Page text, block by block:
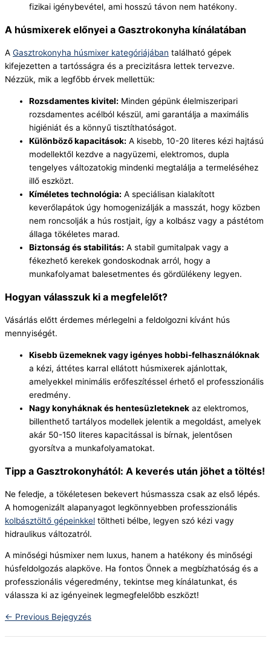
fizikai igénybevétel, ami hosszú távon nem hatékony.
A húsmixerek előnyei a Gasztrokonyha kínálatában
A Gasztrokonyha húsmixer kategóriájában található gépek
kifejezetten a tartósságra és a precizitásra lettek tervezve.
Nézzük, mik a legfőbb érvek mellettük:
Rozsdamentes kivitel: Minden gépünk élelmiszeripari
rozsdamentes acélból készül, ami garantálja a maximális
higiéniát és a könnyű tisztíthatóságot.
Különböző kapacitások: A kisebb, 10-20 literes kézi hajtású
modellektől kezdve a nagyüzemi, elektromos, dupla
tengelyes változatokig mindenki megtalálja a termeléséhez
illő eszközt.
Kíméletes technológia: A speciálisan kialakított
keverőlapátok úgy homogenizálják a masszát, hogy közben
nem roncsolják a hús rostjait, így a kolbász vagy a pástétom
állaga tökéletes marad.
Biztonság és stabilitás: A stabil gumitalpak vagy a
fékezhető kerekek gondoskodnak arról, hogy a
munkafolyamat balesetmentes és gördülékeny legyen.
Hogyan válasszuk ki a megfelelőt?
Vásárlás előtt érdemes mérlegelni a feldolgozni kívánt hús
mennyiségét.
Kisebb üzemeknek vagy igényes hobbi-felhasználóknak
a kézi, áttétes karral ellátott húsmixerek ajánlottak,
amelyekkel minimális erőfeszítéssel érhető el professzionális
eredmény.
Nagy konyháknak és hentesüzleteknek az elektromos,
billenthető tartályos modellek jelentik a megoldást, amelyek
akár 50-150 literes kapacitással is bírnak, jelentősen
gyorsítva a munkafolyamatokat.
Tipp a Gasztrokonyhától: A keverés után jöhet a töltés!
Ne feledje, a tökéletesen bekevert húsmassza csak az első lépés.
A homogenizált alapanyagot legkönnyebben professzionális
kolbásztöltő gépeinkkel töltheti bélbe, legyen szó kézi vagy
hidraulikus változatról.
A minőségi húsmixer nem luxus, hanem a hatékony és minőségi
húsfeldolgozás alapköve. Ha fontos Önnek a megbízhatóság és a
professzionális végeredmény, tekintse meg kínálatunkat, és
válassza ki az igényeinek legmegfelelőbb eszközt!
← Previous Bejegyzés